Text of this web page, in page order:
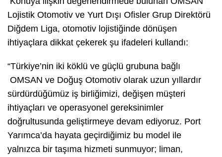
Lojistik Otomotiv ve Yurt Dışı Ofisler Grup Direktörü
Diğdem Liga, otomotiv lojistiğinde dönüşen
ihtiyaçlara dikkat çekerek şu ifadeleri kullandı:
“Türkiye’nin iki köklü ve güçlü grubuna bağlı
OMSAN ve Doğuş Otomotiv olarak uzun yıllardır
sürdürdüğümüz iş birliğimizi, değişen müşteri
ihtiyaçları ve operasyonel gereksinimler
doğrultusunda geliştirmeye devam ediyoruz. Port
Yarımca’da hayata geçirdiğimiz bu model ile
yalnızca bir taşıma hizmeti sunmuyor; liman,